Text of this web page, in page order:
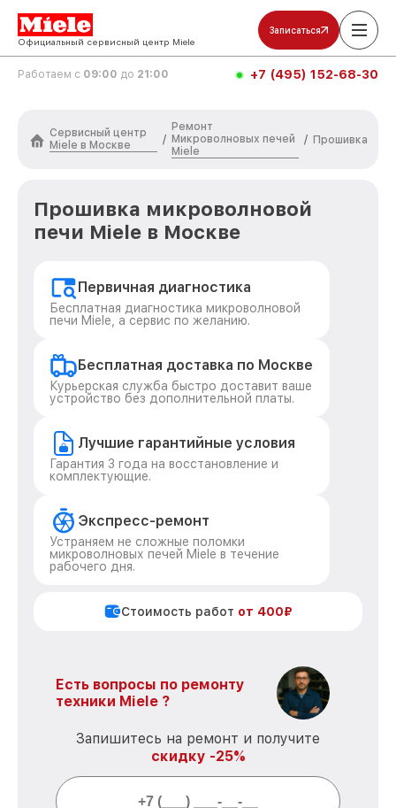
Официальный сервисный центр Miele
Записаться
Работаем с 09:00 до 21:00 +7 (495) 152-68-30
Сервисный центр
Miele в Москве
/
Ремонт
Микроволновых печей
Miele
/ Прошивка
Прошивка микроволновой
печи Miele в Москве
Первичная диагностика
Бесплатная диагностика микроволновой
печи Miele, а сервис по желанию.
Бесплатная доставка по Москве
Курьерская служба быстро доставит ваше
устройство без дополнительной платы.
Лучшие гарантийные условия
Гарантия 3 года на восстановление и
комплектующие.
Экспресс-ремонт
Устраняем не сложные поломки
микроволновых печей Miele в течение
рабочего дня.
Стоимость работ от 400₽
Есть вопросы по ремонту
техники Miele ?
Запишитесь на ремонт и получите
скидку -25%